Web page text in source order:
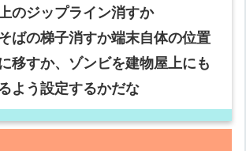
のジップライン消すか
ばの梯子消すか端末自体の位置
移すか、ゾンビを建物屋上にも
よう設定するかだな